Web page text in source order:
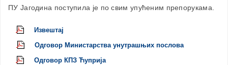
ПУ Јагодина поступила је по свим упућеним препорукама.
Извештај
Одговор Министарства унутрашњих послова
Одговор КПЗ Ћуприја